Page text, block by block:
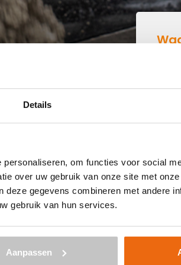
Details
om functies voor social
over uw gebruik van onze site met
gegevens combineren met andere
gebruik van hun services.
Aanpassen
storten in Diepenheim? Dan
Nederland voor een voordelige
aan. Vul je postcode, het
en je e-mailadres in en
Aansluitend kun je middels
mogelijk in 3 werkdagen. Weet